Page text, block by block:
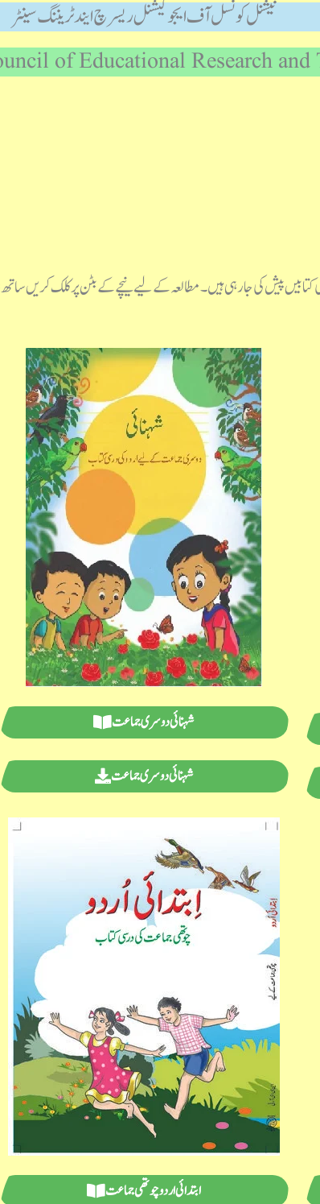
نیشنل کونسل آف ایجوکیشنل ریسرچ ایند ٹریننگ سینٹر
of Educational Research
پیش کی جارہی ہیں۔مطالعہ کے لیے نیچے کے بٹن پر کلک کریں
شہنائی دوسری جماعت
شہنائی دوسری جماعت
ابتدائی اردو چوتھی جماعت